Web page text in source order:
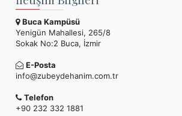
Buca Kampüsü
Yenigün Mahallesi, 265/8
Sokak No:2 Buca, İzmir
E-Posta
info@zubeydehanim.com.tr
Telefon
+90 232 332 1881